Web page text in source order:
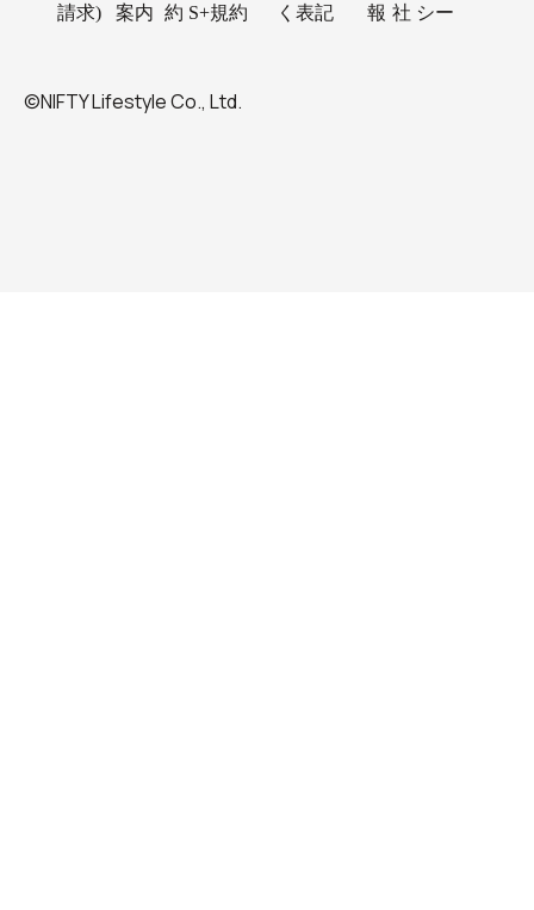
請求)
案内 約 S+規約
く表記
報 社 シー
©NIFTY Lifestyle Co., Ltd.